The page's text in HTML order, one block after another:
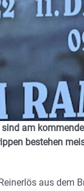
am
bestehen
aus dem